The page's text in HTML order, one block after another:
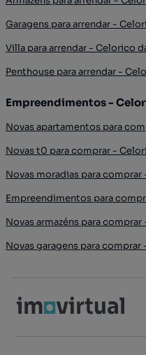
Garagens para arrendar -
Villa para arrendar - Celorico
Penthouse para arrendar -
Empreendimentos -
Novas apartamentos para
Novas t0 para comprar -
Novas moradias para
Empreendimentos para
Novas armazéns para
Novas garagens para